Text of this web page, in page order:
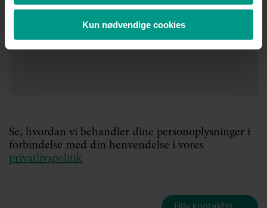
Kun nødvendige cookies
Se, hvordan vi behandler dine personoplysninger i
forbindelse med din henvendelse i vores
privatlivspolitik